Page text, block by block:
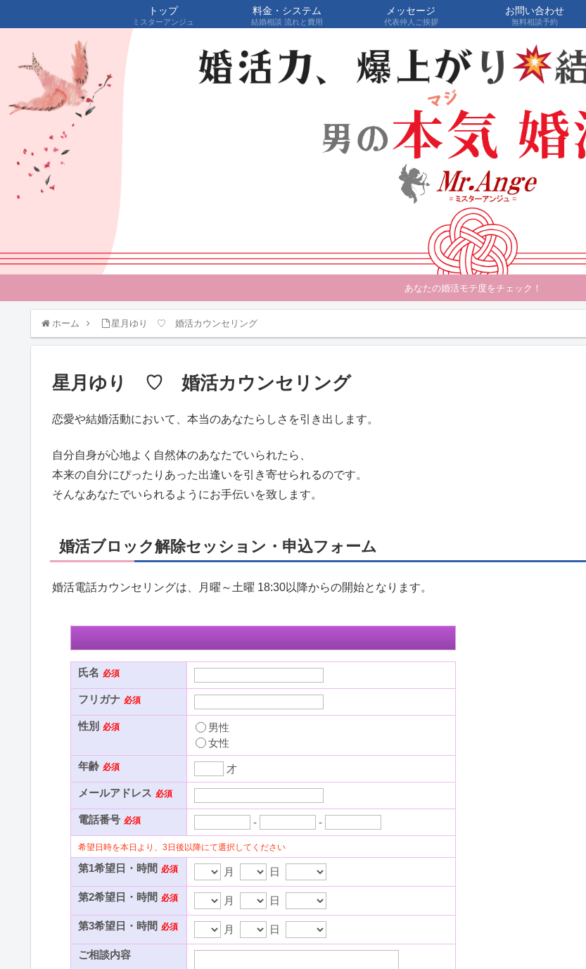
トップ
ミスターアンジュ
料金・システム
結婚相談 流れと費用
メッセージ
代表仲人ご挨拶
お問い合わせ
無料相談予約
あなたの婚活モテ度をチェック！
ホーム 星月ゆり ♡ 婚活カウンセリング
星月ゆり ♡ 婚活カウンセリング
恋愛や結婚活動において、本当のあなたらしさを引き出します。
自分自身が心地よく自然体のあなたでいられたら、
本来の自分にぴったりあった出逢いを引き寄せられるのです。
そんなあなたでいられるようにお手伝いを致します。
婚活ブロック解除セッション・申込フォーム
婚活電話カウンセリングは、月曜～土曜 18:30以降からの開始となります。